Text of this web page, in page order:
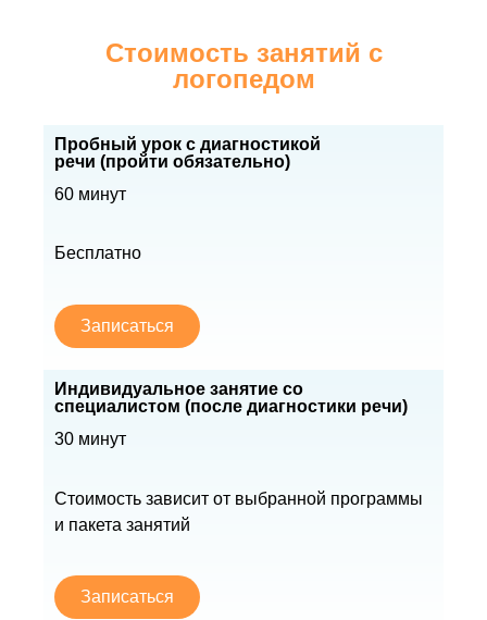
Стоимость занятий с
логопедом
Пробный урок с диагностикой
речи (пройти обязательно)
60 минут
Бесплатно
Записаться
Индивидуальное занятие со
специалистом (после диагностики речи)
30 минут
Стоимость зависит от выбранной программы
и пакета занятий
Записаться